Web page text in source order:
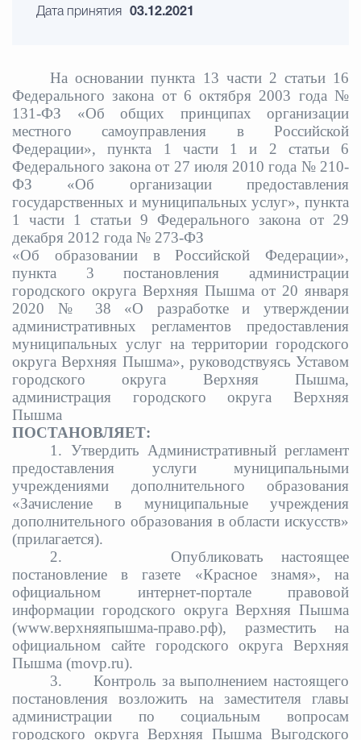
Дата принятия 03.12.2021
На основаниипункта 13 части 2 статьи 16
Федерального закона от 6 октября 2003 года №
131-ФЗ «Об общих принципах организации
местного самоуправления в Российской
Федерации», пункта 1 части 1 и 2 статьи6
Федерального закона от 27 июля 2010 года № 210-
ФЗ «Об организации предоставления
государственных и муниципальных услуг», пункта
1 части 1 статьи 9 Федерального закона от 29
декабря 2012 года № 273-ФЗ
«Об образовании в Российской Федерации»,
пункта 3 постановления администрации
городского округа Верхняя Пышма от 20 января
2020 № 38 «О разработке и утверждении
административных регламентов предоставления
муниципальных услуг на территории городского
округа Верхняя Пышма», руководствуясь Уставом
городского округа Верхняя Пышма,
администрация городского округа Верхняя
Пышма
ПОСТАНОВЛЯЕТ:
1. Утвердить Административный регламент
предоставления услуги муниципальными
учреждениями дополнительного образования
«Зачисление в муниципальные учреждения
дополнительного образования в области искусств»
(прилагается).
2. Опубликовать настоящее
постановление в газете «Красное знамя», на
официальном интернет-портале правовой
информации городского округа Верхняя Пышма
(www.верхняяпышма-право.рф), разместить на
официальном сайте городского округа Верхняя
Пышма (movp.ru).
3. Контроль за выполнением настоящего
постановления возложить на заместителя главы
администрации по социальным вопросам
городского округа Верхняя Пышма Выгодского